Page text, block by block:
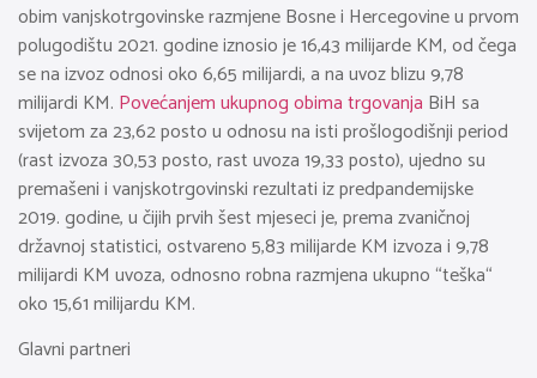
obim vanjskotrgovinske razmjene Bosne i Hercegovine u prvom
polugodištu 2021. godine iznosio je 16,43 milijarde KM, od čega
se na izvoz odnosi oko 6,65 milijardi, a na uvoz blizu 9,78
milijardi KM. Povećanjem ukupnog obima trgovanja BiH sa
svijetom za 23,62 posto u odnosu na isti prošlogodišnji period
(rast izvoza 30,53 posto, rast uvoza 19,33 posto), ujedno su
premašeni i vanjskotrgovinski rezultati iz predpandemijske
2019. godine, u čijih prvih šest mjeseci je, prema zvaničnoj
državnoj statistici, ostvareno 5,83 milijarde KM izvoza i 9,78
milijardi KM uvoza, odnosno robna razmjena ukupno “teška“
oko 15,61 milijardu KM.
Glavni partneri